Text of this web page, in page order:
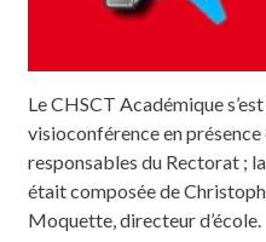
Le CHSCT Académique
visioconférence en
responsables du Rectorat ;
était composée de
Moquette, directeur d’école.